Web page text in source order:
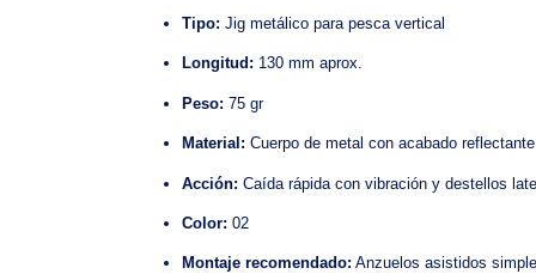
Tipo: Jig metálico para pesca vertical
Longitud: 130 mm aprox.
Peso: 75 gr
Material: Cuerpo de metal con acabado
Acción: Caída rápida con vibración y destellos
Color: 02
Montaje recomendado: Anzuelos asistidos